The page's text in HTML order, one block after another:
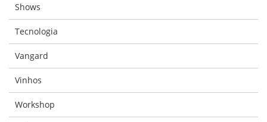
Shows
Tecnologia
Vangard
Vinhos
Workshop